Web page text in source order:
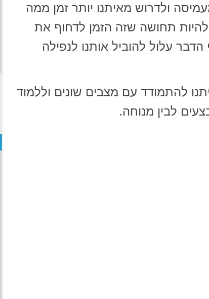
ולדרוש מאיתנו יותר זמן ממה
להיות תחושה שזה הזמן לדחוף את
עלול להוביל אותנו לנפילה
להתמודד עם מצבים שונים וללמוד
לבין מנוחה.